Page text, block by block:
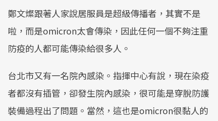
鄭文燦跟著人家說居服員是超級傳播者，其實不是
啦，而是omicron太會傳染，因此任何一個不夠注重
防疫的人都可能傳染給很多人。
台北市又有一名院內感染。指揮中心有說，現在染疫
者都沒有插管，卻發生院內感染，很可能是穿脫防護
裝備過程出了問題。當然，這也是omicron很黏人的